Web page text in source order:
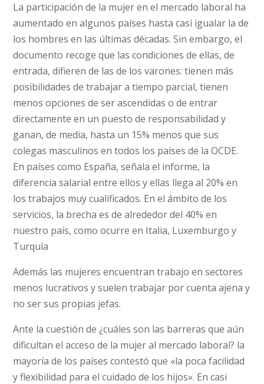
La participación de la mujer en el mercado laboral ha
aumentado en algunos países hasta casi igualar la de
los hombres en las últimas décadas. Sin embargo, el
documento recoge que las condiciones de ellas, de
entrada, difieren de las de los varones: tienen más
posibilidades de trabajar a tiempo parcial, tienen
menos opciones de ser ascendidas o de entrar
directamente en un puesto de responsabilidad y
ganan, de media, hasta un 15% menos que sus
colegas masculinos en todos los países de la OCDE.
En países como España, señala el informe, la
diferencia salarial entre ellos y ellas llega al 20% en
los trabajos muy cualificados. En el ámbito de los
servicios, la brecha es de alrededor del 40% en
nuestro país, como ocurre en Italia, Luxemburgo y
Turquía
Además las mujeres encuentran trabajo en sectores
menos lucrativos y suelen trabajar por cuenta ajena y
no ser sus propias jefas.
Ante la cuestión de ¿cuáles son las barreras que aún
dificultan el acceso de la mujer al mercado laboral? la
mayoría de los países contestó que «la poca facilidad
y flexibilidad para el cuidado de los hijos». En casi